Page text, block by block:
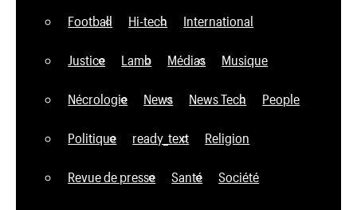
Football Hi-tech International
Justice Lamb Médias Musique
Nécrologie News News Tech People
Politique ready_text Religion
Revue de presse Santé Société